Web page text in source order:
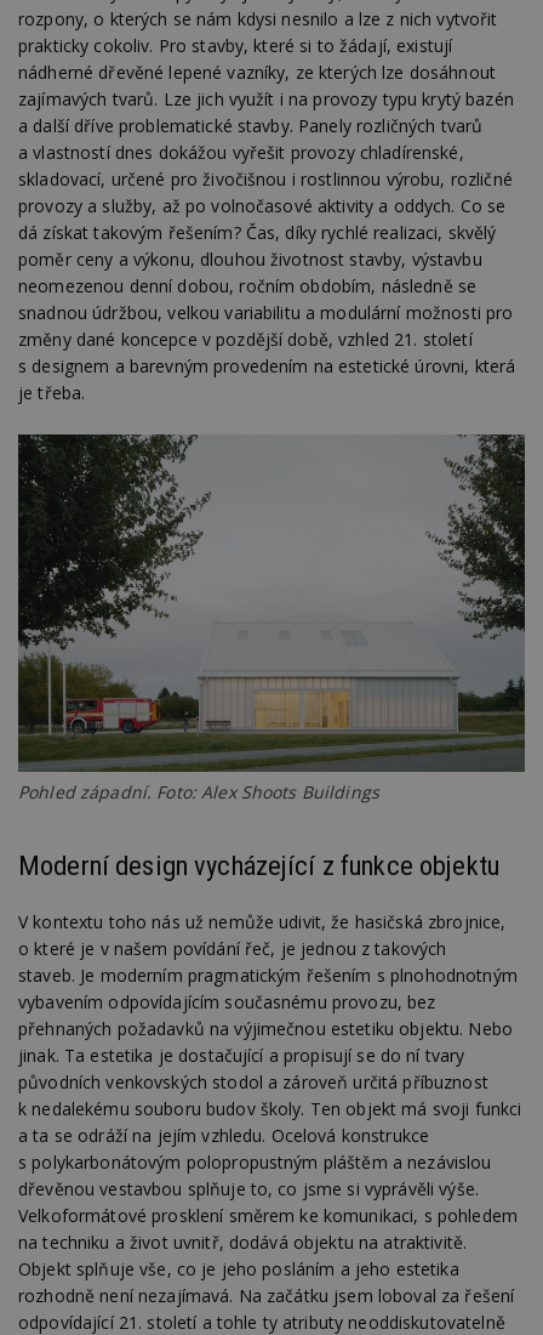
rozpony, o kterých se nám kdysi nesnilo a lze z nich vytvořit
prakticky cokoliv. Pro stavby, které si to žádají, existují
nádherné dřevěné lepené vazníky, ze kterých lze dosáhnout
zajímavých tvarů. Lze jich využít i na provozy typu krytý bazén
a další dříve problematické stavby. Panely rozličných tvarů
a vlastností dnes dokážou vyřešit provozy chladírenské,
skladovací, určené pro živočišnou i rostlinnou výrobu, rozličné
provozy a služby, až po volnočasové aktivity a oddych. Co se
dá získat takovým řešením? Čas, díky rychlé realizaci, skvělý
poměr ceny a výkonu, dlouhou životnost stavby, výstavbu
neomezenou denní dobou, ročním obdobím, následně se
snadnou údržbou, velkou variabilitu a modulární možnosti pro
změny dané koncepce v pozdější době, vzhled 21. století
s designem a barevným provedením na estetické úrovni, která
je třeba.
Pohled západní. Foto: Alex Shoots Buildings
Moderní design vycházející z funkce objektu
V kontextu toho nás už nemůže udivit, že hasičská zbrojnice,
o které je v našem povídání řeč, je jednou z takových
staveb. Je moderním pragmatickým řešením s plnohodnotným
vybavením odpovídajícím současnému provozu, bez
přehnaných požadavků na výjimečnou estetiku objektu. Nebo
jinak. Ta estetika je dostačující a propisují se do ní tvary
původních venkovských stodol a zároveň určitá příbuznost
k nedalekému souboru budov školy. Ten objekt má svoji funkci
a ta se odráží na jejím vzhledu. Ocelová konstrukce
s polykarbonátovým polopropustným pláštěm a nezávislou
dřevěnou vestavbou splňuje to, co jsme si vyprávěli výše.
Velkoformátové prosklení směrem ke komunikaci, s pohledem
na techniku a život uvnitř, dodává objektu na atraktivitě.
Objekt splňuje vše, co je jeho posláním a jeho estetika
rozhodně není nezajímavá. Na začátku jsem loboval za řešení
odpovídající 21. století a tohle ty atributy neoddiskutovatelně